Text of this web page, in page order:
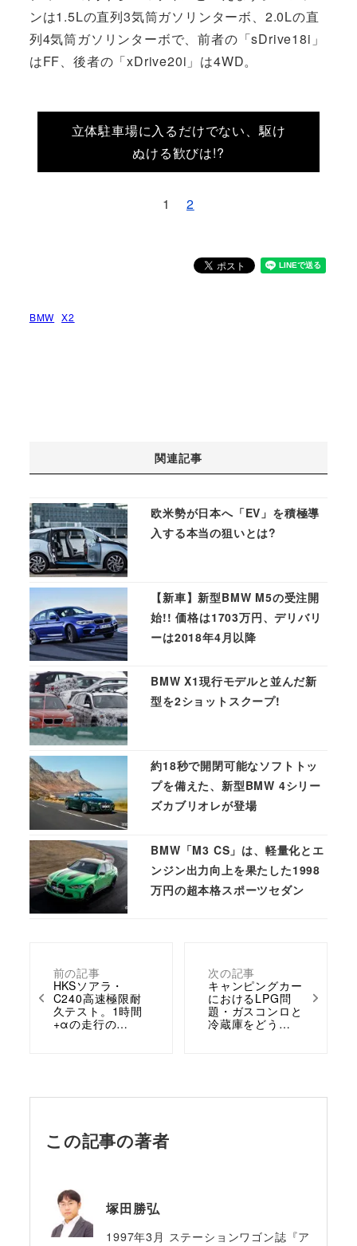
ンは1.5Lの直列3気筒ガソリンターボ、2.0Lの直
列4気筒ガソリンターボで、前者の「sDrive18i」
はFF、後者の「xDrive20i」は4WD。
立体駐車場に入るだけでない、駆け
ぬける歓びは!?
1 2
BMW X2
前の記事
HKSソアラ・
C240高速極限耐
久テスト。1時間
+αの走行の…
次の記事
キャンピングカー
におけるLPG問
題・ガスコンロと
冷蔵庫をどう…
関連記事
欧米勢が日本へ「EV」を積極導
入する本当の狙いとは?
【新車】新型BMW M5の受注開
始!! 価格は1703万円、デリバリ
ーは2018年4月以降
BMW X1現行モデルと並んだ新
型を2ショットスクープ!
約18秒で開閉可能なソフトトッ
プを備えた、新型BMW 4シリー
ズカブリオレが登場
BMW「M3 CS」は、軽量化とエ
ンジン出力向上を果たした1998
万円の超本格スポーツセダン
この記事の著者
塚田勝弘
1997年3月 ステーションワゴン誌『ア